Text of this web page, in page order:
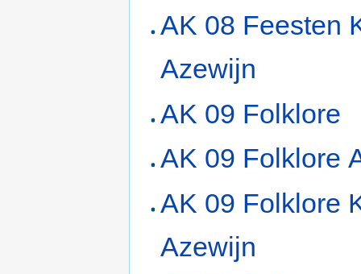
AK 08 Feesten
Azewijn
AK 09 Folklore
AK 09 Folklore
AK 09 Folklore
Azewijn